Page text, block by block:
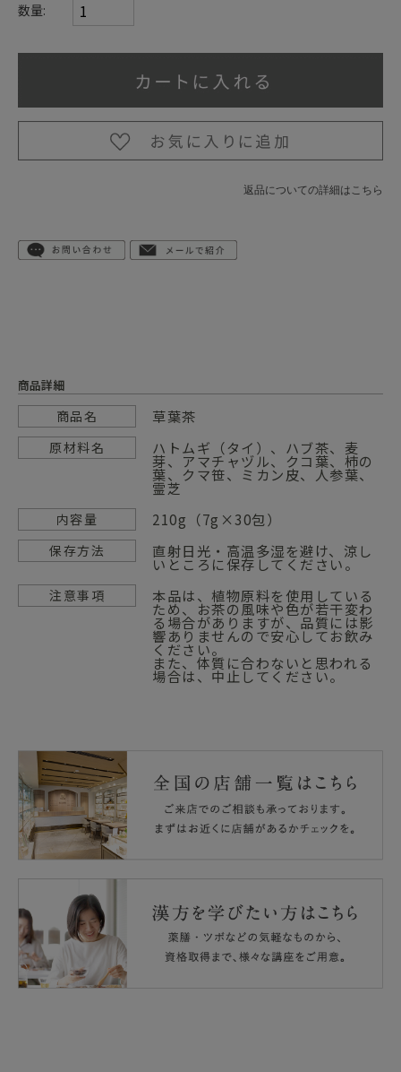
数量:
返品についての詳細はこちら
商品詳細
商品名 草葉茶
原材料名 ハトムギ（タイ）、ハブ茶、麦
芽、アマチャヅル、クコ葉、柿の
葉、クマ笹、ミカン皮、人参葉、
霊芝
内容量 210g（7g×30包）
保存方法 直射日光・高温多湿を避け、涼し
いところに保存してください。
注意事項 本品は、植物原料を使用している
ため、お茶の風味や色が若干変わ
る場合がありますが、品質には影
響ありませんので安心してお飲み
ください。
また、体質に合わないと思われる
場合は、中止してください。